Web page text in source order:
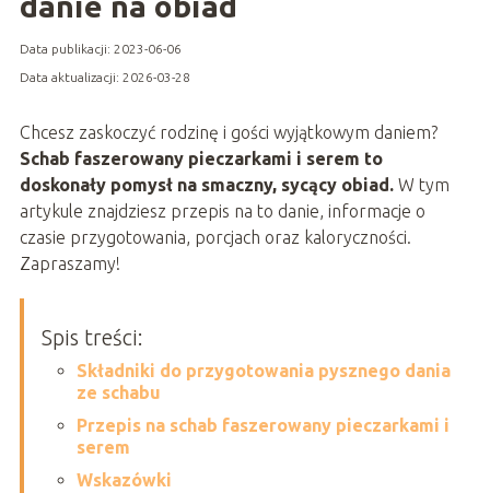
Data publikacji: 2023-06-06
Data aktualizacji: 2026-03-28
Chcesz zaskoczyć rodzinę i gości wyjątkowym daniem?
Schab faszerowany pieczarkami i serem to
doskonały pomysł na smaczny, sycący obiad.W tym
artykule znajdziesz przepis na to danie, informacje o
czasie przygotowania, porcjach oraz kaloryczności.
Zapraszamy!
Spis treści:
Składniki do przygotowania pysznego dania
ze schabu
Przepis na schab faszerowany pieczarkami i
serem
Wskazówki